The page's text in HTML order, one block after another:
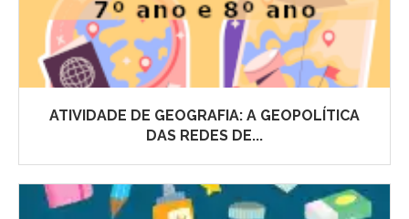
ATIVIDADE DE GEOGRAFIA: A GEOPOLÍTICA
DAS REDES DE...